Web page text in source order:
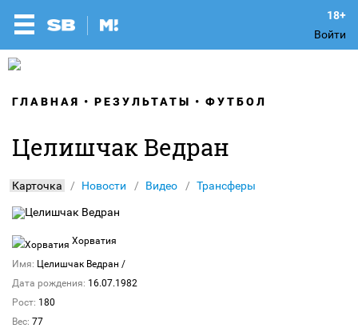
Войти
ГЛАВНАЯ РЕЗУЛЬТАТЫ ФУТБОЛ
Целишчак Ведран
Карточка Новости Видео Трансферы
Хорватия
Имя: Целишчак Ведран /
Дата рождения: 16.07.1982
Рост: 180
Вес: 77